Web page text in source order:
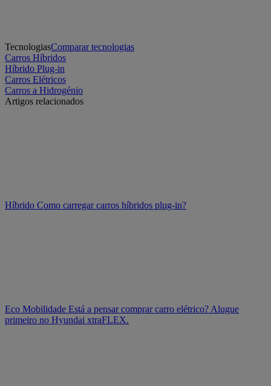
TecnologiasComparar tecnologias
Carros Híbridos
Híbrido Plug-in
Carros Elétricos
Carros a Hidrogénio
Artigos relacionados
Híbrido Como carregar carros híbridos plug-in?
Eco Mobilidade Está a pensar comprar carro elétrico? Alugue
primeiro no Hyundai xtraFLEX.